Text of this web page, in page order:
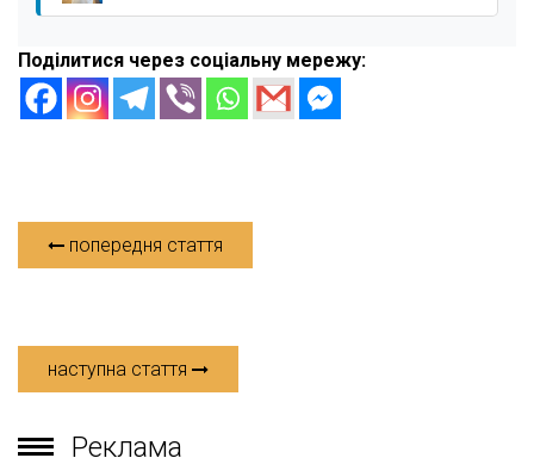
Поділитися через соціальну мережу:
попередня стаття
наступна стаття
Реклама